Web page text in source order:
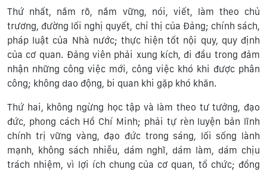
Thứ nhất, nắm rõ, nắm vững, nói, viết, làm theo chủ
trương, đường lối nghị quyết, chỉ thị của Đảng; chính sách,
pháp luật của Nhà nước; thực hiện tốt nội quy, quy định
của cơ quan. Đảng viên phải xung kích, đi đầu trong đảm
nhận những công việc mới, công việc khó khi được phân
công; không dao động, bi quan khi gặp khó khăn.
Thứ hai, không ngừng học tập và làm theo tư tưởng, đạo
đức, phong cách Hồ Chí Minh; phải tự rèn luyện bản lĩnh
chính trị vững vàng, đạo đức trong sáng, lối sống lành
mạnh, không sách nhiễu, dám nghĩ, dám làm, dám chịu
trách nhiệm, vì lợi ích chung của cơ quan, tổ chức; đồng